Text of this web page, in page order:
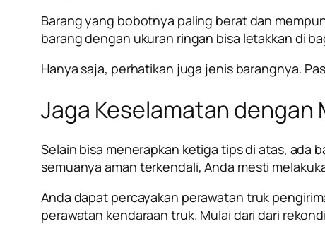
Barang yang bobotnya paling berat dan
barang dengan ukuran ringan bisa letakkan di
Hanya saja, perhatikan juga jenis barangnya.
Jaga Keselamatan dengan
Selain bisa menerapkan ketiga tips di atas, ada
semuanya aman terkendali, Anda mesti
Anda dapat percayakan perawatan truk
perawatan kendaraan truk. Mulai dari dari